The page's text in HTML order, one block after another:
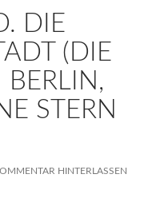
DIE
(DIE
STERN
HINTERLASSEN